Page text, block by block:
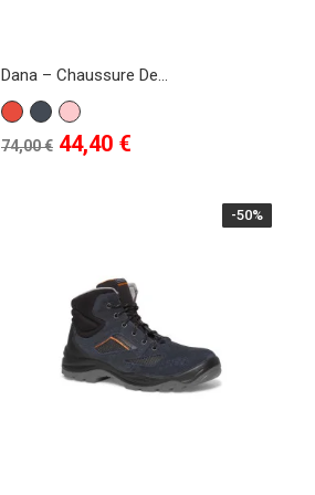
Dana – Chaussure De...
RougeNoir Rose
Prix
74,00 € Prix
44,40 €
-50%
-50%